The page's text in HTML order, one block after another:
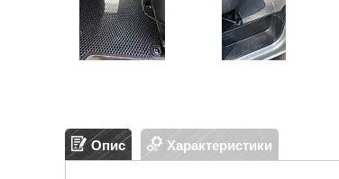
Опис Характеристики